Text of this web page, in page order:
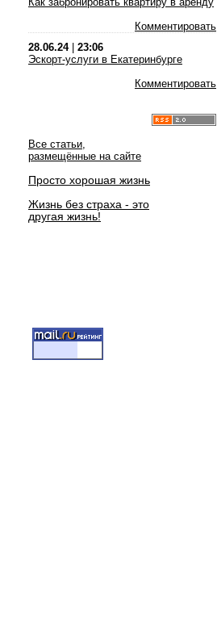
Комментировать
28.06.24| 23:06
Эскорт-услуги в Екатеринбурге
Комментировать
Все статьи,
размещённые на сайте
Просто хорошая жизнь
Жизнь без страха - это
другая жизнь!